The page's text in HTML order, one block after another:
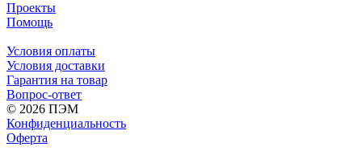
Проекты
Помощь
Условия оплаты
Условия доставки
Гарантия на товар
Вопрос-ответ
© 2026 ПЭМ
Конфиденциальность
Оферта